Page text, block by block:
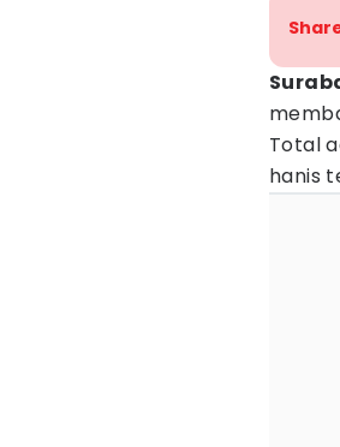
Total
hanis